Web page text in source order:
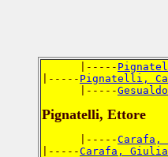
      |-----
|----- Pignatelli,
      |-----
Pignatelli, Ettore
      |-----
|-----Carafa, Giulia